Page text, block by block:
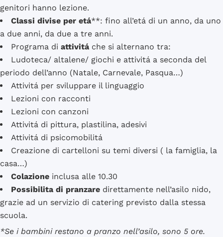
genitori hanno lezione.
Classi divise per etá**: fino all’etá di un anno, da uno
a due anni, da due a tre anni.
Programa di attivitá che si alternano tra:
Ludoteca/ altalene/ giochi e attivitá a seconda del
periodo dell’anno (Natale, Carnevale, Pasqua…)
Attivitá per sviluppare il linguaggio
Lezioni con racconti
Lezioni con canzoni
Attivitá di pittura, plastilina, adesivi
Attivitá di psicomobilitá
Creazione di cartelloni su temi diversi ( la famiglia, la
casa…)
Colazione inclusa alle 10.30
Possibilita di pranzare direttamente nell’asilo nido,
grazie ad un servizio di catering previsto dalla stessa
scuola.
*Se i bambini restano a pranzo nell’asilo, sono 5 ore.